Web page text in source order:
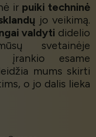
ir puiki techninė
jo veikimą.
valdyti didelio
svetainėje
įrankio esame
mums skirti
o jo dalis lieka